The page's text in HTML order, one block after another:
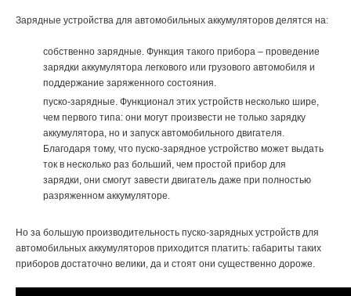
Зарядные устройства для автомобильных аккумуляторов делятся на:
собственно зарядные. Функция такого прибора – проведение
зарядки аккумулятора легкового или грузового автомобиля и
поддержание заряженного состояния.
пуско-зарядные. Функционал этих устройств несколько шире,
чем первого типа: они могут произвести не только зарядку
аккумулятора, но и запуск автомобильного двигателя.
Благодаря тому, что пуско-зарядное устройство может выдать
ток в несколько раз больший, чем простой прибор для
зарядки, они смогут завести двигатель даже при полностью
разряженном аккумуляторе.
Но за большую производительность пуско-зарядных устройств для
автомобильных аккумуляторов приходится платить: габариты таких
приборов достаточно велики, да и стоят они существенно дороже.